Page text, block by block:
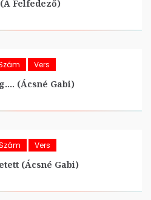
Felfedező)
Vers
(Ácsné Gabi)
Vers
(Ácsné Gabi)